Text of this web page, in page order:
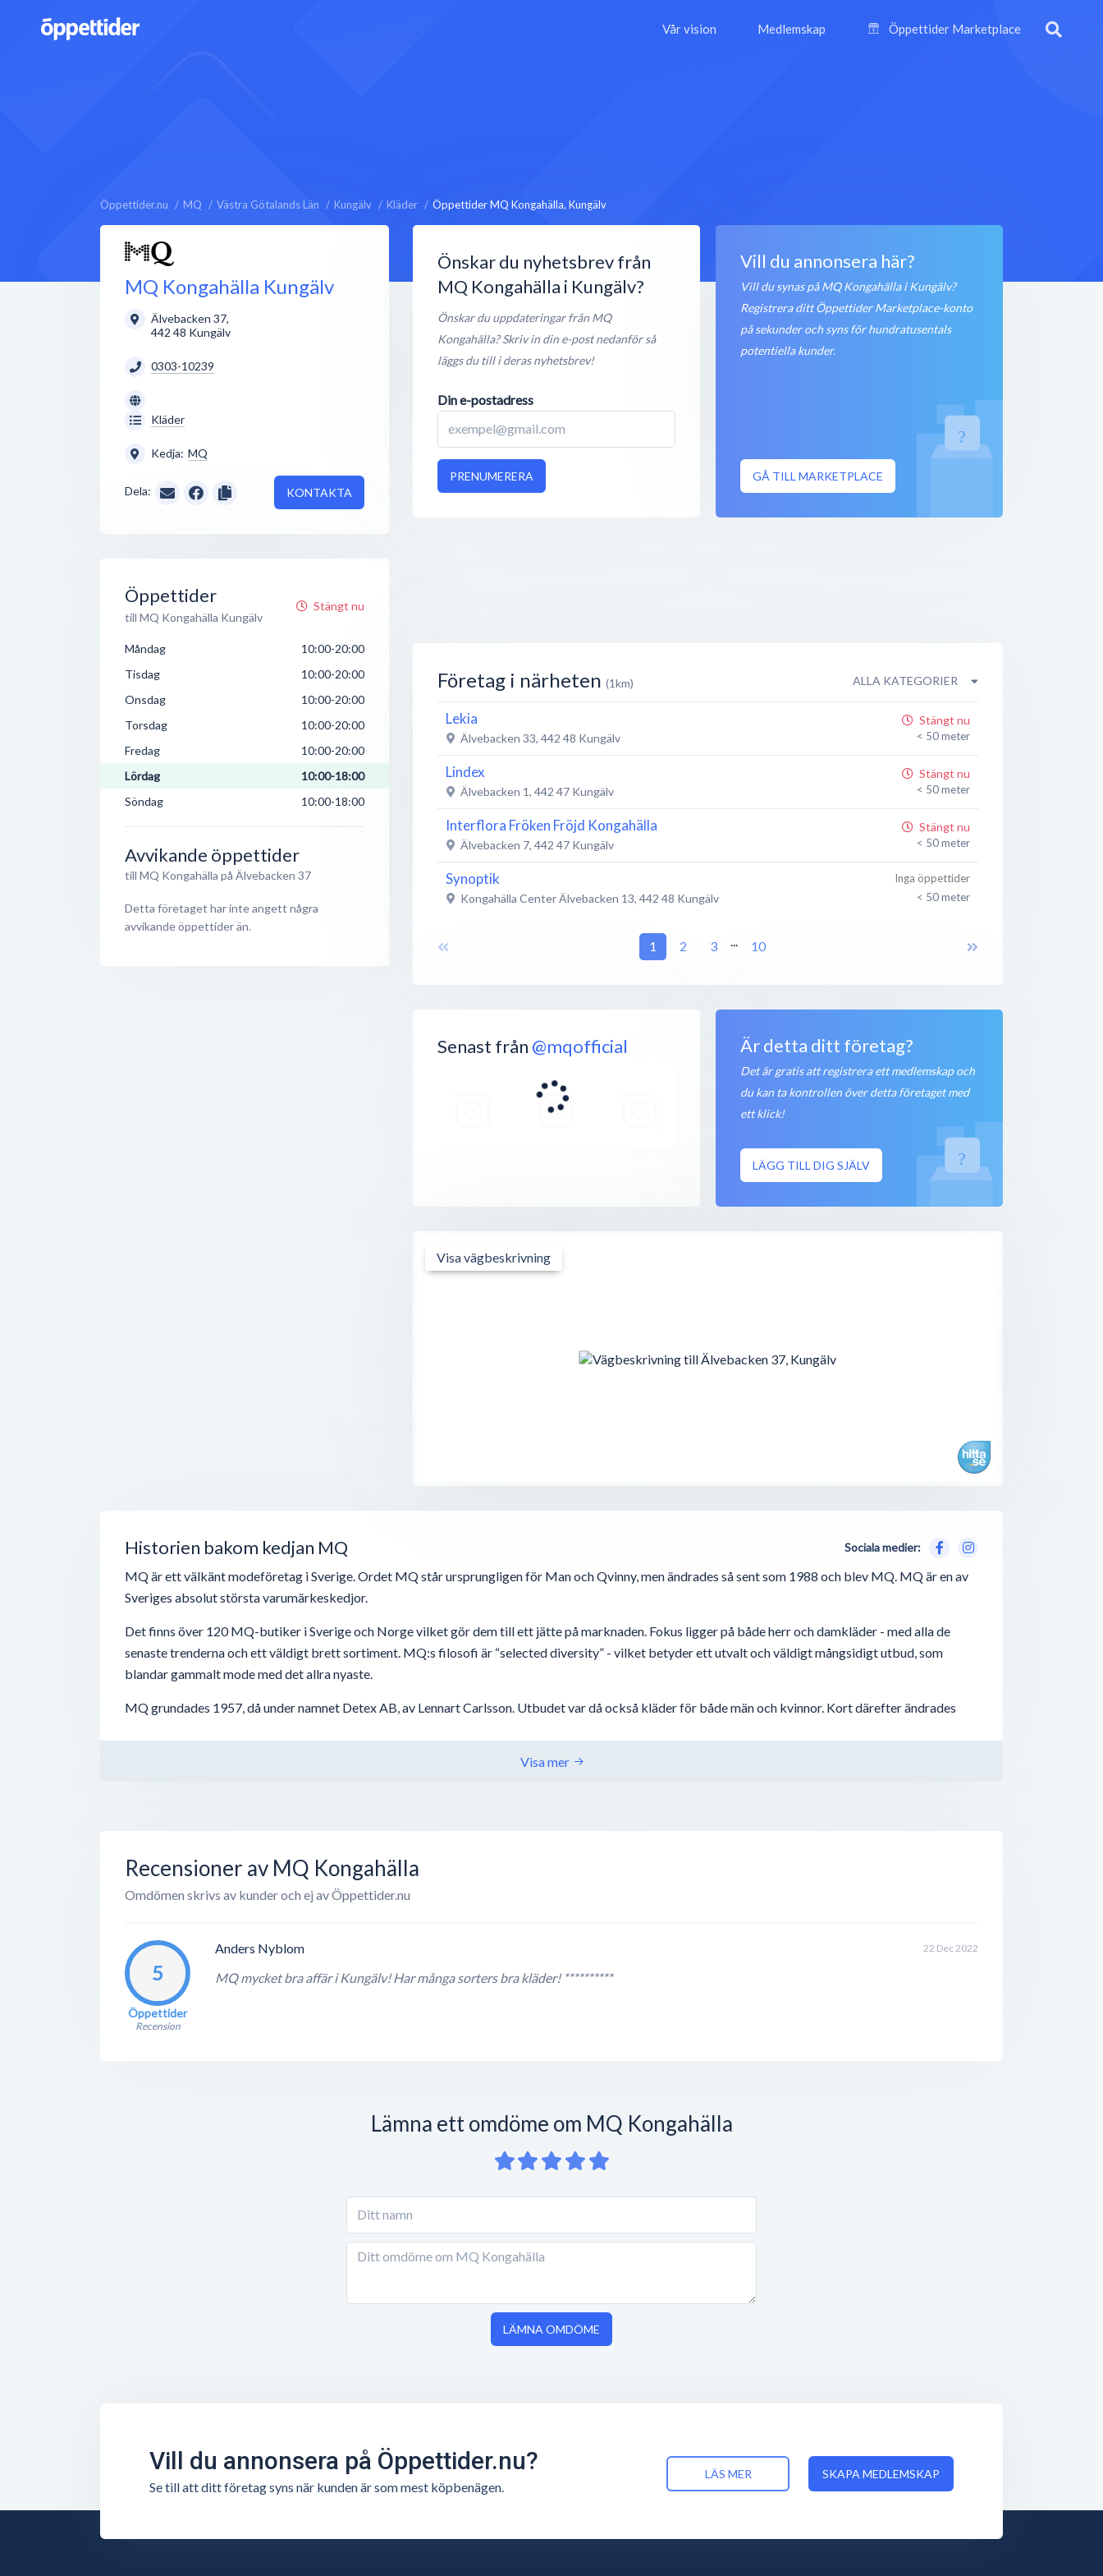
Vår vision Medlemskap Öppettider Marketplace
Öppettider.nu MQ Västra Götalands Län Kungälv Kläder Öppettider MQ Kongahälla, Kungälv
MQ Kongahälla Kungälv
Älvebacken 37,
442 48 Kungälv
0303-10239
Kläder
Kedja: MQ
Dela: KONTAKTA
Öppettider
till MQ Kongahälla Kungälv
Stängt nu
Måndag
10:00-20:00
Tisdag
10:00-20:00
Onsdag
10:00-20:00
Torsdag
10:00-20:00
Fredag
10:00-20:00
Lördag
10:00-18:00
Söndag
10:00-18:00
Avvikande öppettider
till MQ Kongahälla på Älvebacken 37
Detta företaget har inte angett några
avvikande öppettider än.
Önskar du nyhetsbrev från
MQ Kongahälla i Kungälv?
Önskar du uppdateringar från MQ
Kongahälla? Skriv in din e-post nedanför så
läggs du till i deras nyhetsbrev!
Din e-postadress
PRENUMERERA
Vill du annonsera här?
Vill du synas på MQ Kongahälla i Kungälv?
Registrera ditt Öppettider Marketplace-konto
på sekunder och syns för hundratusentals
potentiella kunder.
GÅ TILL MARKETPLACE
Företag i närheten (1km) ALLA KATEGORIER
Lekia
Älvebacken 33, 442 48 Kungälv
Stängt nu
< 50 meter
Lindex
Älvebacken 1, 442 47 Kungälv
Stängt nu
< 50 meter
Interflora Fröken Fröjd Kongahälla
Älvebacken 7, 442 47 Kungälv
Stängt nu
< 50 meter
Synoptik
Kongahälla Center Älvebacken 13, 442 48 Kungälv
Inga öppettider
< 50 meter
Team Sportia Kongahälla Center
< 50 meter
Specsavers
442 48Kungälv
442 48
Stängt nu
< 50 meter
1 2 3 ... 10
Senast från @mqofficial Är detta ditt företag?
Det är gratis att registrera ett medlemskap och
du kan ta kontrollen över detta företaget med
ett klick!
LÄGG TILL DIG SJÄLV
Visa vägbeskrivning
Historien bakom kedjan MQ Sociala medier:
MQ är ett välkänt modeföretag i Sverige. Ordet MQ står ursprungligen för Man och Qvinny, men ändrades så sent som 1988 och blev MQ. MQ är en av
Sveriges absolut största varumärkeskedjor.
Det finns över 120 MQ-butiker i Sverige och Norge vilket gör dem till ett jätte på marknaden. Fokus ligger på både herr och damkläder - med alla de
senaste trenderna och ett väldigt brett sortiment. MQ:s filosofi är “selected diversity” - vilket betyder ett utvalt och väldigt mångsidigt utbud, som
blandar gammalt mode med det allra nyaste.
MQ grundades 1957, då under namnet Detex AB, av Lennart Carlsson. Utbudet var då också kläder för både män och kvinnor. Kort därefter ändrades
Visa mer
Recensioner av MQ Kongahälla
Omdömen skrivs av kunder och ej av Öppettider.nu
5
Öppettider
Recension
Anders Nyblom 22 Dec 2022
MQ mycket bra affär i Kungälv! Har många sorters bra kläder! **********
Lämna ett omdöme om MQ Kongahälla
LÄMNA OMDÖME
Vill du annonsera på Öppettider.nu?
Se till att ditt företag syns när kunden är som mest köpbenägen.
LÄS MER SKAPA MEDLEMSKAP